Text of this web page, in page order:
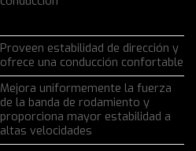
Proveen estabilidad de dirección y
ofrece una conducción confortable
Mejora uniformemente la fuerza
de la banda de rodamiento y
proporciona mayor estabilidad a
altas velocidades